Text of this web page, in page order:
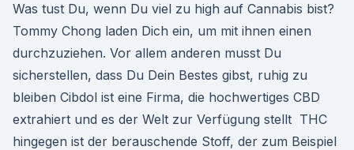
Was tust Du, wenn Du viel zu high auf Cannabis bist?
Tommy Chong laden Dich ein, um mit ihnen einen
durchzuziehen. Vor allem anderen musst Du
sicherstellen, dass Du Dein Bestes gibst, ruhig zu
bleiben Cibdol ist eine Firma, die hochwertiges CBD
extrahiert und es der Welt zur Verfügung stellt THC
hingegen ist der berauschende Stoff, der zum Beispiel